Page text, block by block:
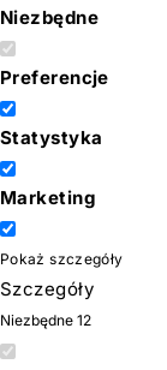
Niezbędne
Preferencje
Statystyka
Marketing
Pokaż szczegóły
Szczegóły
Niezbędne 12